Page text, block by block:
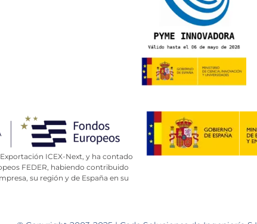
ICEX-Next, y ha contado
FEDER, habiendo contribuido
su región y de España en su